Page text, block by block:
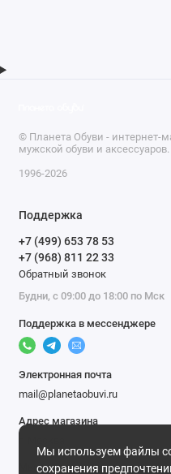
Мы используем файлы
сохранения
© Планета Обуви - интернет-
мужской обуви и
1996-2026
Поддержка
+7 (499) 653 78 53
+7 (968) 811 22 33
Обратный звонок
Будни, с 09:00 до 18:00 по Мск
Поддержка в мессенджере
Электронная почта
mail@planetaobuvi.ru
Адрес магазина
Мы в сети